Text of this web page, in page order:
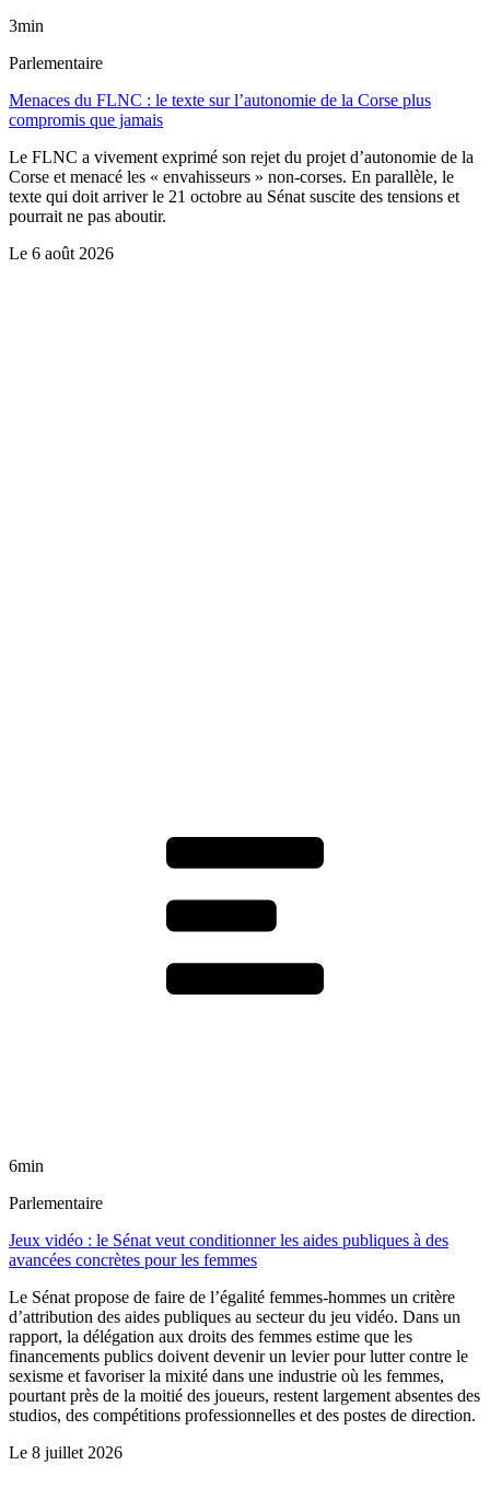
3min
Parlementaire
Menaces du FLNC : le texte sur l’autonomie de la Corse plus
compromis que jamais
Le FLNC a vivement exprimé son rejet du projet d’autonomie de la
Corse et menacé les « envahisseurs » non-corses. En parallèle, le
texte qui doit arriver le 21 octobre au Sénat suscite des tensions et
pourrait ne pas aboutir.
Le 6 août 2026
6min
Parlementaire
Jeux vidéo : le Sénat veut conditionner les aides publiques à des
avancées concrètes pour les femmes
Le Sénat propose de faire de l’égalité femmes-hommes un critère
d’attribution des aides publiques au secteur du jeu vidéo. Dans un
rapport, la délégation aux droits des femmes estime que les
financements publics doivent devenir un levier pour lutter contre le
sexisme et favoriser la mixité dans une industrie où les femmes,
pourtant près de la moitié des joueurs, restent largement absentes des
studios, des compétitions professionnelles et des postes de direction.
Le 8 juillet 2026